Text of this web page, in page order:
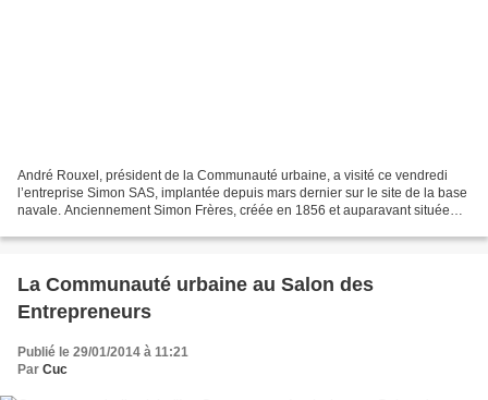
André Rouxel, président de la Communauté urbaine, a visité ce vendredi
l’entreprise Simon SAS, implantée depuis mars dernier sur le site de la base
navale. Anciennement Simon Frères, créée en 1856 et auparavant située
La Communauté urbaine au Salon des
Entrepreneurs
Publié le 29/01/2014 à 11:21
Par Cuc